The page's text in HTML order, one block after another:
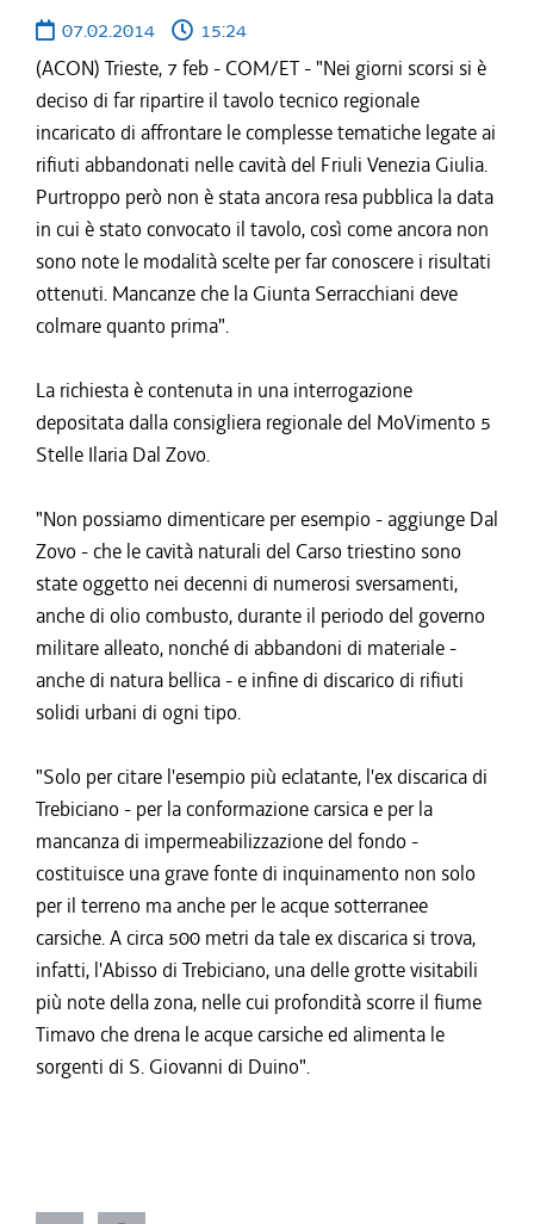
07.02.2014
15:24
(ACON) Trieste, 7 feb - COM/ET - "Nei giorni scorsi si è
deciso di far ripartire il tavolo tecnico regionale
incaricato di affrontare le complesse tematiche legate ai
rifiuti abbandonati nelle cavità del Friuli Venezia Giulia.
Purtroppo però non è stata ancora resa pubblica la data
in cui è stato convocato il tavolo, così come ancora non
sono note le modalità scelte per far conoscere i risultati
ottenuti. Mancanze che la Giunta Serracchiani deve
colmare quanto prima".
La richiesta è contenuta in una interrogazione
depositata dalla consigliera regionale del MoVimento 5
Stelle Ilaria Dal Zovo.
"Non possiamo dimenticare per esempio - aggiunge Dal
Zovo - che le cavità naturali del Carso triestino sono
state oggetto nei decenni di numerosi sversamenti,
anche di olio combusto, durante il periodo del governo
militare alleato, nonché di abbandoni di materiale -
anche di natura bellica - e infine di discarico di rifiuti
solidi urbani di ogni tipo.
"Solo per citare l'esempio più eclatante, l'ex discarica di
Trebiciano - per la conformazione carsica e per la
mancanza di impermeabilizzazione del fondo -
costituisce una grave fonte di inquinamento non solo
per il terreno ma anche per le acque sotterranee
carsiche. A circa 500 metri da tale ex discarica si trova,
infatti, l'Abisso di Trebiciano, una delle grotte visitabili
più note della zona, nelle cui profondità scorre il fiume
Timavo che drena le acque carsiche ed alimenta le
sorgenti di S. Giovanni di Duino".